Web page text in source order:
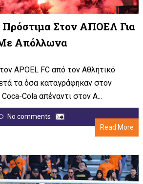
Στον ΑΠΟΕΛ Για
Απόλλωνα
APOEL FC από τον Αθλητικό
τα όσα καταγράφηκαν στον
Cola απέναντι στον A...
No comments
Read More